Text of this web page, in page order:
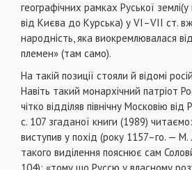
географічних рамках Руської
від Києва до Курська) у VI–VII ст.
народність, яка виокремлювалася
племен» (там само).
На такій позиції стояли й відомі
Навіть такий монархічний патріот
чітко відділяв північну Московію
с. 107 згаданої книги (1989)
виступив у похід (року 1157–го. —
такого виділення пояснює сам